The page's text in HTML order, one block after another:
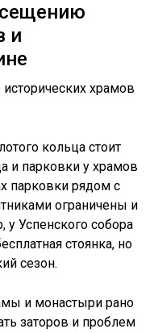
и
кольца стоит
и парковки у храмов
парковки рядом с
ограничены и
Успенского собора
стоянка, но
сезон.
и монастыри рано
заторов и проблем